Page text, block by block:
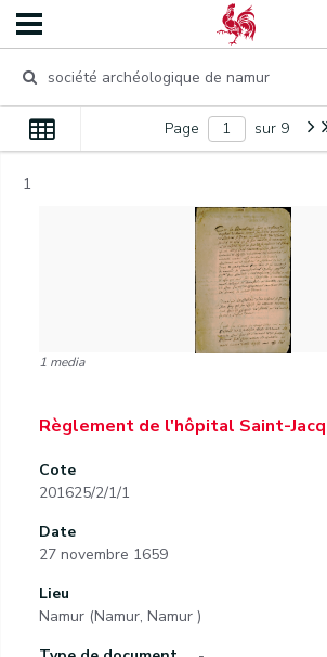
Page sur 9
1
1 media
Règlement de l'hôpital Saint-
Cote
201625/2/1/1
Date
27 novembre 1659
Lieu
Namur (Namur, Namur )